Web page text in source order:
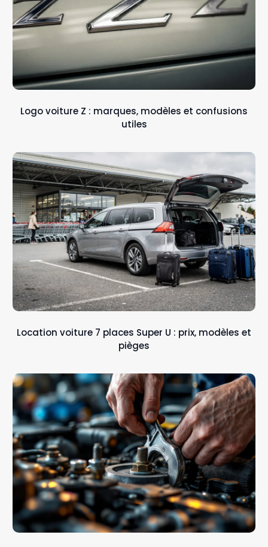
Logo voiture Z : marques, modèles et confusions
utiles
Location voiture 7 places Super U : prix, modèles et
pièges